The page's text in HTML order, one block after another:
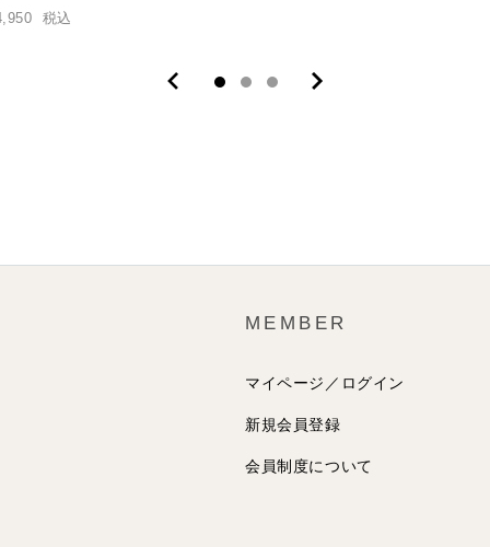
税込
MEMBER
マイページ／ログイン
新規会員登録
会員制度について